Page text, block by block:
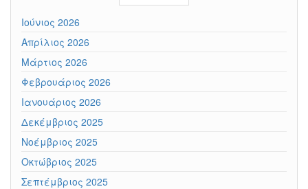
Ιούνιος 2026
Απρίλιος 2026
Μάρτιος 2026
Φεβρουάριος 2026
Ιανουάριος 2026
Δεκέμβριος 2025
Νοέμβριος 2025
Οκτώβριος 2025
Σεπτέμβριος 2025